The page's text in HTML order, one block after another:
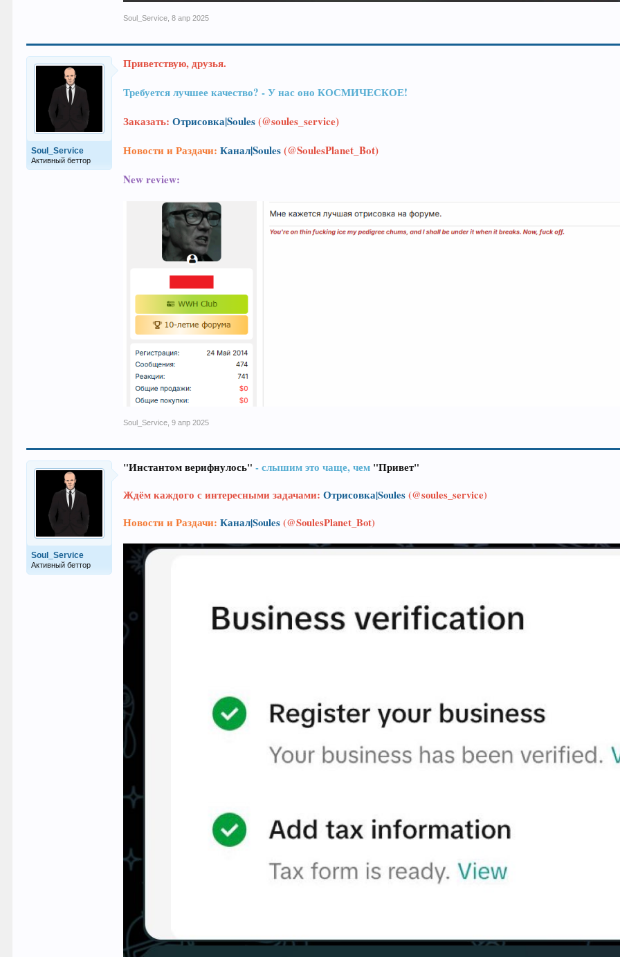
Soul_Service 8 апр 2025
Soul_Service
Активный беттор
Приветствую, друзья.
Требуется лучшее качество? - У нас оно КОСМИЧЕСКОЕ!
Заказать:Отрисовка|Soules(@soules_service)
Новости и Раздачи: Канал|Soules(@SoulesPlanet_Bot)
New review:
Soul_Service 9 апр 2025
Soul_Service
Активный беттор
"Инстантом верифнулось"- слышим это чаще, чем "Привет"
Ждём каждого с интересными задачами:Отрисовка|Soules(@soules_service)
Новости и Раздачи: Канал|Soules(@SoulesPlanet_Bot)